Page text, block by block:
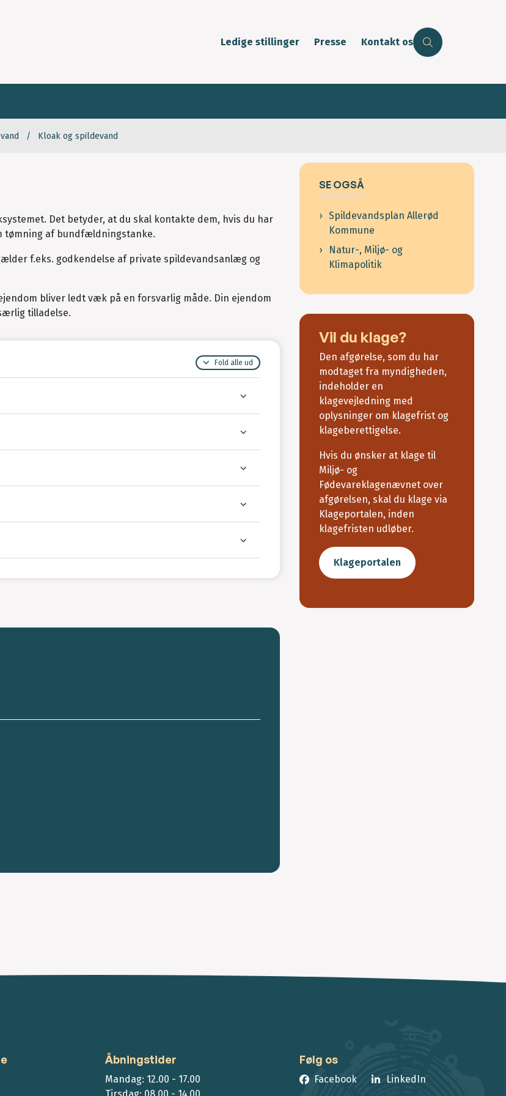
Ledige stillinger Presse Kontakt os
Kloak og spildevand
Det betyder, at du skal kontakte dem, hvis du har
tømning af bundfældningstanke.
f.eks. godkendelse af private spildevandsanlæg og
bliver ledt væk på en forsvarlig måde. Din ejendom
tilladelse.
Fold alle ud
SE OGSÅ
Spildevandsplan Allerød
Kommune
Natur-, Miljø- og
Klimapolitik
Vil du klage?
Den afgørelse, som du har
modtaget fra myndigheden,
indeholder en
klagevejledning med
oplysninger om klagefrist og
klageberettigelse.
Hvis du ønsker at klage til
Miljø- og
Fødevareklagenævnet over
afgørelsen, skal du klage via
Klageportalen, inden
klagefristen udløber.
Klageportalen
Åbningstider
Mandag: 12.00 - 17.00
Følg os
Facebook LinkedIn